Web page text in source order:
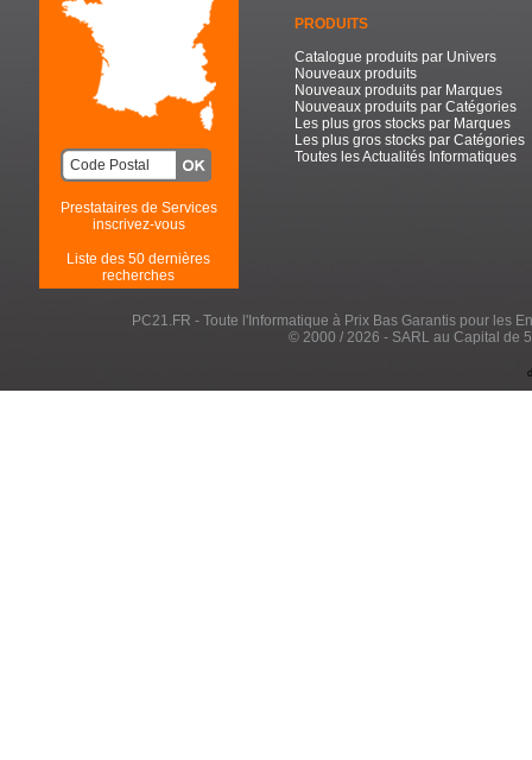
Prestataires de Services
inscrivez-vous
Liste des 50 dernières
recherches
PRODUITS
Catalogue produits par Univers
Nouveaux produits
Nouveaux produits par Marques
Nouveaux produits par Catégories
Les plus gros stocks par Marques
Les plus gros stocks par Catégories
Toutes les Actualités Informatiques
PC21.FR - Toute l'Informatique à Prix Bas Garantis pour les
© 2000 / 2026 - SARL au Capital de